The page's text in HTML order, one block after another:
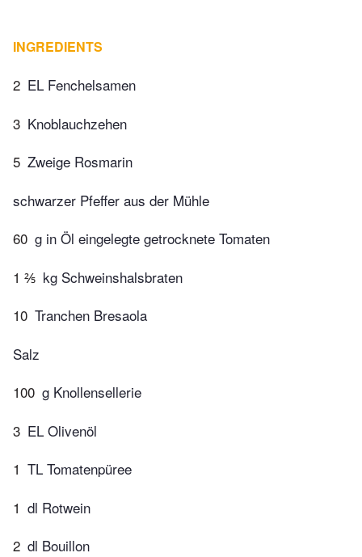
INGREDIENTS
2 EL Fenchelsamen
3 Knoblauchzehen
5 Zweige Rosmarin
schwarzer Pfeffer aus der Mühle
60 g in Öl eingelegte getrocknete Tomaten
1 ⅖ kg Schweinshalsbraten
10 Tranchen Bresaola
Salz
100 g Knollensellerie
3 EL Olivenöl
1 TL Tomatenpüree
1 dl Rotwein
2 dl Bouillon